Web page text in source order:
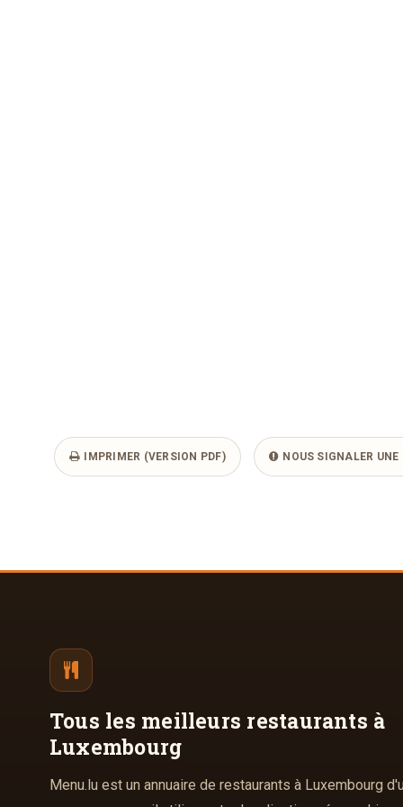
IMPRIMER (VERSION PDF) NOUS SIGNALER UNE
Tous les meilleurs restaurants à
Luxembourg
Menu.lu est un annuaire de restaurants à Luxembourg